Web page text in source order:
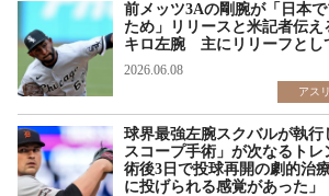
前メッツ3Aの剛腕が「日本
ため」リリースと米記者伝
キロ左腕 主にリリーフとし
2026.06.08
アス
球界最強左腕スクバルが執行
スコープ手術」が次なるト
術後3日で投球再開の劇的治
に投げられる感覚があった」